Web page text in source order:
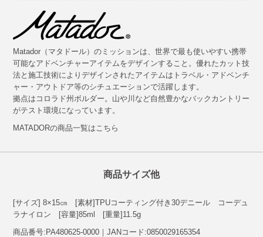
Matador（マタドール）のミッションは、世界で最も使いやすい携帯
可能なアドベンチャーアイテムをデザインすること。優れたカット技
法と施工技術によりデザインされたアイテムはトラベル・アドベンチ
ャー・アウトドア等のシチュエーションで活躍します。
拠点はコロラド州ボルダー。山や川など自然豊かなバックカントリー
がテスト環境になっています。
MATADORの商品一覧はこちら
商品サイズ他
[サイズ] 8×15㎝ [素材]TPUコーティング付き30デニール コーデュ
ラナイロン [容量]85ml [重量]11.5g
商品番号:PA480625-0000｜JANコード:0850029165354